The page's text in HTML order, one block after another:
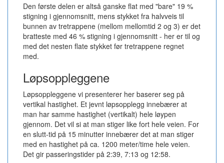
Den første delen er altså ganske flat med "bare" 19 %
stigning i gjennomsnitt, mens stykket fra halvveis til
bunnen av tretrappene (mellom mellomtid 2 og 3) er det
bratteste med 46 % stigning i gjennomsnitt - her er til og
med det nesten flate stykket før tretrappene regnet
med.
Løpsoppleggene
Løpsoppleggene vi presenterer her baserer seg på
vertikal hastighet. Et jevnt løpsopplegg innebærer at
man har samme hastighet (vertikalt) hele løypen
gjennom. Det vil si at man stiger like fort hele veien. For
en slutt-tid på 15 minutter innebærer det at man stiger
med en hastighet på ca. 1200 meter/time hele veien.
Det gir passeringstider på 2:39, 7:13 og 12:58.